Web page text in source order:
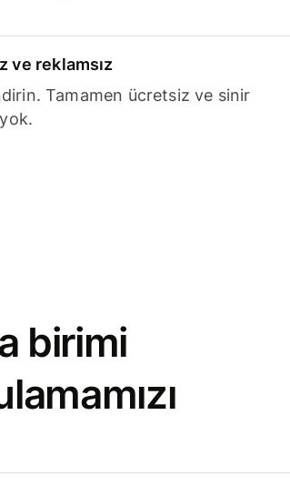
ve reklamsız
Tamamen ücretsiz ve sinir
birimi